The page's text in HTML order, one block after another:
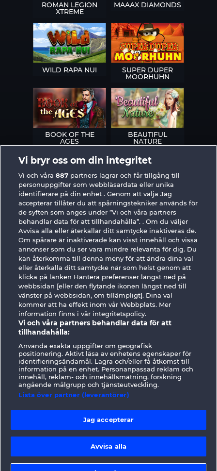
ROMAN LEGION
XTREME
MAAAX DIAMONDS
WILD RAPA NUI SUPER DUPER
MOORHUHN
BOOK OF THE
AGES
BEAUTIFUL
NATURE
SIMPLY THE BEST ROYAL SEVEN
GOLDEN EI OF
MOORHUHN
FOREVER
DIAMONDS
Visa alla spel
Användarvillkor Sekretesspolicy Avtryck
Om Företaget
Skicka in en begäran om att ångra köpet
underhållningsändamål och har absolut
inget inflytande på eventuell framtida
framgång i spel med riktiga pengar.
©2026 Whow Games GmbH
Vi bryr oss om din integritet
Vi och våra887 partners lagrar och får tillgång till
personuppgifter som webbläsardata eller unika
identifierare på din enhet . Genom att välja Jag
accepterar tillåter du att spårningstekniker används för
de syften som anges under ”Vi och våra partners
behandlar data för att tillhandahålla”. . Om du väljer
Avvisa alla eller återkallar ditt samtycke inaktiveras de.
Om spårare är inaktiverade kan visst innehåll och vissa
annonser som du ser vara mindre relevanta för dig. Du
kan återkomma till denna meny för att ändra dina val
eller återkalla ditt samtycke när som helst genom att
klicka på länken Hantera preferenser längst ned på
webbsidan [eller den flytande ikonen längst ned till
vänster på webbsidan, om tillämpligt]. Dina val
kommer att ha effekt inom vår Webbplats. Mer
information finns i vår integritetspolicy.
Vi och våra partners behandlar data för att
tillhandahålla:
Använda exakta uppgifter om geografisk
positionering. Aktivt läsa av enhetens egenskaper för
identifieringsändamål. Lagra och/eller få åtkomst till
information på en enhet. Personanpassad reklam och
innehåll, reklam- och innehållsmätning, forskning
angående målgrupp och tjänsteutveckling.
Lista över partner (leverantörer)
Jag accepterar
Avvisa alla